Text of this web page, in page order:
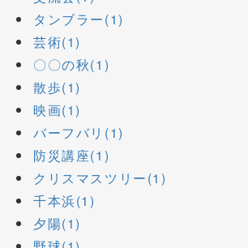
タンブラー(1)
芸術(1)
〇〇の秋(1)
散歩(1)
映画(1)
バーフバリ(1)
防災講座(1)
クリスマスツリー(1)
千本浜(1)
夕陽(1)